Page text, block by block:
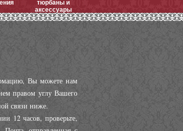
тюрбаны и
аксессуары
Вы можете нам
правом углу Вашего
связи ниже.
12 часов, проверьте,